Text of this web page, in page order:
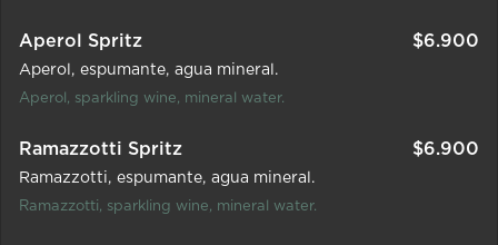
Aperol Spritz $6.900
Aperol espumante agua mineral.
Aperol, sparkling wine, mineral water.
Ramazzotti Spritz $6.900
Ramazzotti espumante agua mineral.
Ramazzotti, sparkling wine, mineral water.